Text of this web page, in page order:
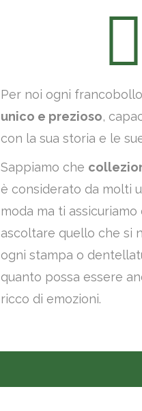
Per noi ogni
unico e prezioso,
con la sua storia e le
Sappiamo che
è considerato da molti
moda ma ti assicuriamo
ascoltare quello che si
ogni stampa o
quanto possa essere
ricco di emozioni.